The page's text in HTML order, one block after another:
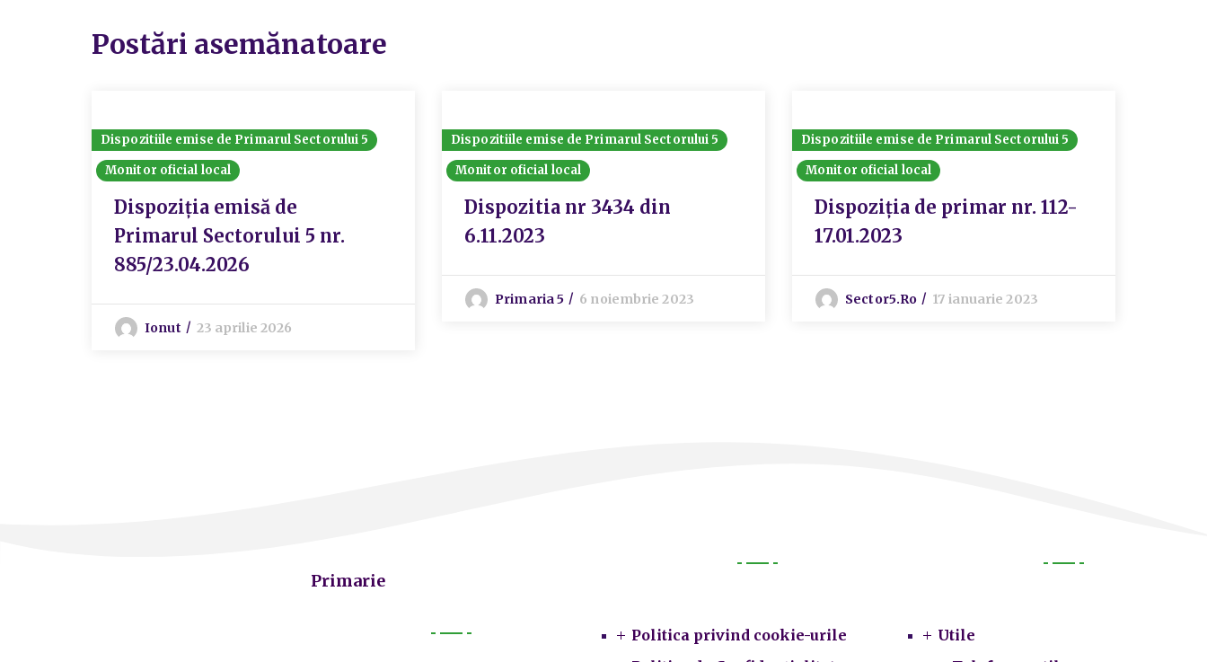
Postări asemănatoare
Dispozitiile emise de Primarul Sectorului 5
Monitor oficial local
Dispoziția emisă de
Primarul Sectorului 5 nr.
885/23.04.2026
Ionut 23 aprilie 2026
Dispozitiile emise de Primarul Sectorului 5
Monitor oficial local
Dispozitia nr 3434 din
6.11.2023
Primaria 5 6 noiembrie 2023
Dispozitiile emise de Primarul Sectorului 5
Monitor oficial local
Dispoziția de primar nr. 112-
17.01.2023
Sector5.ro 17 ianuarie 2023
Primarie
Politica privind cookie-urile
Utile